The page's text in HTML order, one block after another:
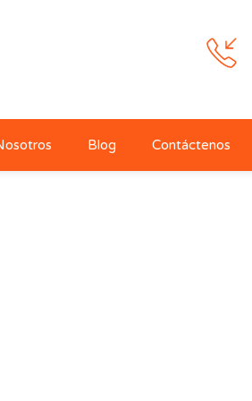
Blog Contáctenos